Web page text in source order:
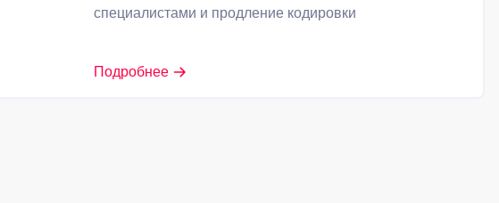
специалистами и продление кодировки
Подробнее